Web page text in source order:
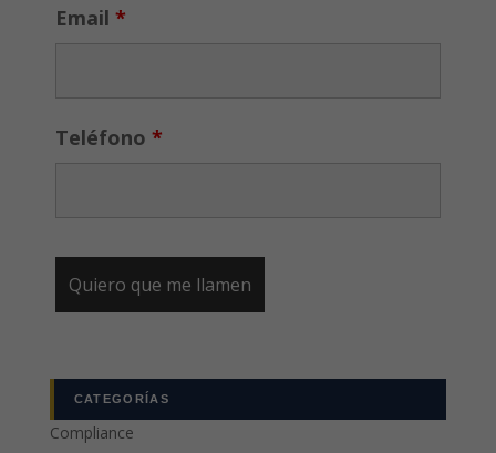
Email *
Teléfono *
CATEGORÍAS
Compliance